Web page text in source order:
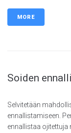
MORE
Soiden
Selvitetään
ennallistamiseen.
ennallistaa ojitettuja